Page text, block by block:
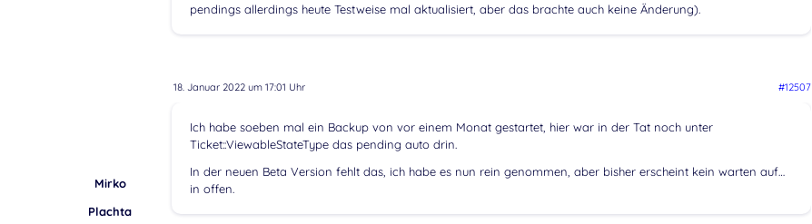
pendings allerdings heute Testweise mal aktualisiert, aber das brachte auch keine Änderung).
18. Januar 2022 um 17:01 Uhr #12507
Mirko
Plachta
Ich habe soeben mal ein Backup von vor einem Monat gestartet, hier war in der Tat noch unter
Ticket::ViewableStateType das pending auto drin.
In der neuen Beta Version fehlt das, ich habe es nun rein genommen, aber bisher erscheint kein warten auf…
in offen.